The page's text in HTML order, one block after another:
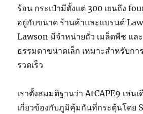
ร้อน กระเป๋ามีตั้งแต่ 300 เยนถึง
อยู่กับขนาด ร้านค้าและแบรนด์
Lawson มีจำหน่ายถั่ว เมล็ดพืช แล
ธรรมดาขนาดเล็ก เหมาะสำหรับกา
รวดเร็ว
เราตั้งสมมติฐานว่า AtCAPE9 เช่นเ
เกี่ยวข้องกับภูมิคุ้มกันที่กระตุ้นโดย